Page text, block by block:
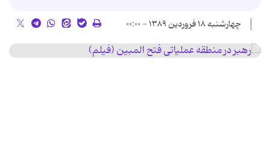
چهارشنبه ۱۸ فروردین ۱۳۸۹ - ۰۰:۰۰